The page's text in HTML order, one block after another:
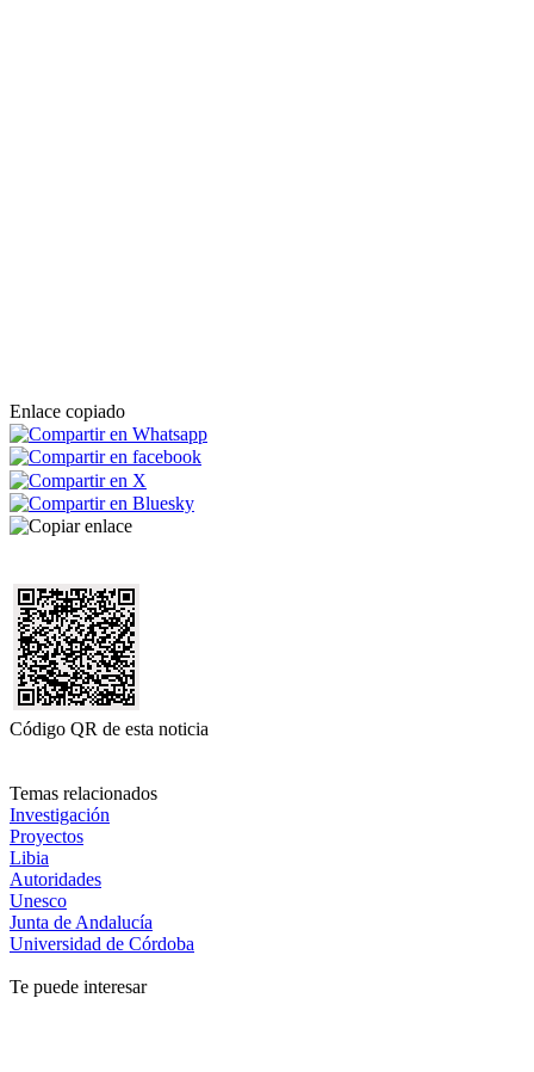
Enlace copiado
Código QR de esta noticia
Temas relacionados
Investigación
Proyectos
Libia
Autoridades
Unesco
Junta de Andalucía
Universidad de Córdoba
Te puede interesar